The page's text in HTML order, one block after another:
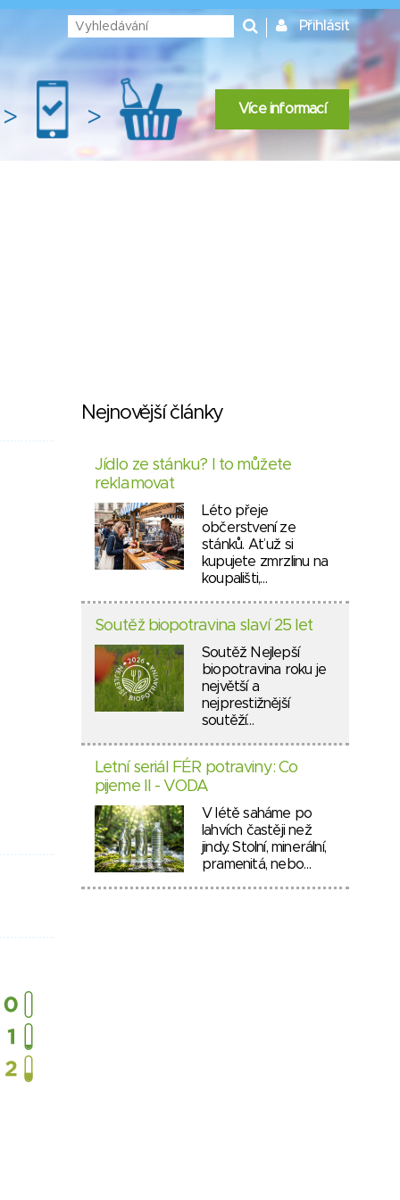
Přihlásit
> > Více informací
Nejnovější články
Jídlo ze stánku? I to můžete
reklamovat
Léto přeje
občerstvení ze
stánků. Ať už si
kupujete zmrzlinu na
koupališti,…
Soutěž biopotravina slaví 25 let
Soutěž Nejlepší
biopotravina roku je
největší a
nejprestižnější
soutěží…
Letní seriál FÉR potraviny: Co
pijeme II - VODA
V létě saháme po
lahvích častěji než
jindy. Stolní, minerální,
pramenitá, nebo…